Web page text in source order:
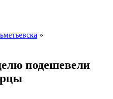
»
подешевели